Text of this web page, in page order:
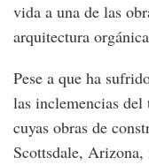
vida a una de las
arquitectura
Pese a que ha
las inclemencias
cuyas obras de
Scottsdale,